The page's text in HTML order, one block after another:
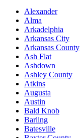
Alexander
Alma
Arkadelphia
Arkansas City
Arkansas County
Ash Flat
Ashdown
Ashley County
Atkins
Augusta
Austin
Bald Knob
Barling
Batesville